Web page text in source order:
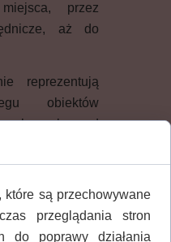
przez
aż do
reprezentują
obiektów
na okres od
jako od
Wielkiego
podbojów
zajęciem
w 30 r. p.n.e.)
które są przechowywane
przeglądania stron
do poprawy działania